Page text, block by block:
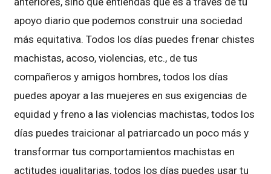
apoyo diario que podemos construir una sociedad
más equitativa. Todos los días puedes frenar chistes
machistas, acoso, violencias, etc., de tus
compañeros y amigos hombres, todos los días
puedes apoyar a las muejeres en sus exigencias de
equidad y freno a las violencias machistas, todos los
días puedes traicionar al patriarcado un poco más y
transformar tus comportamientos machistas en
actitudes igualitarias, todos los días puedes usar tu